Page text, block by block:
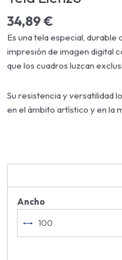
34,89€
Es una tela especial,
impresión de imagen digital
que los cuadros luzcan
Su resistencia y versatilidad
en el ámbito artístico y en la
Ancho